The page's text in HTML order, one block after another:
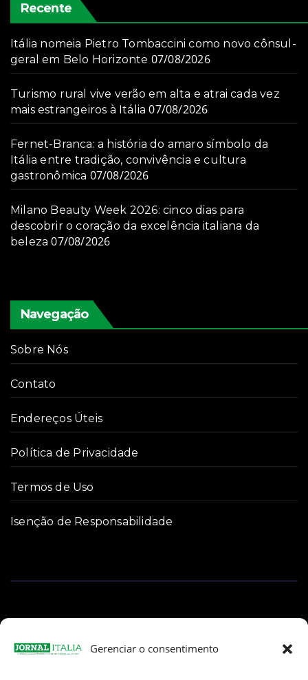
Gerenciar o consentimento
Recente
Itália nomeia Pietro Tombaccini como novo cônsul-
geral em Belo Horizonte 07/08/2026
Turismo rural vive verão em alta e atrai cada vez
mais estrangeiros à Itália 07/08/2026
Fernet-Branca: a história do amaro símbolo da
Itália entre tradição, convivência e cultura
gastronômica 07/08/2026
Milano Beauty Week 2026: cinco dias para
descobrir o coração da excelência italiana da
beleza 07/08/2026
Navegação
Sobre Nós
Contato
Endereços Úteis
Política de Privacidade
Termos de Uso
Isenção de Responsabilidade